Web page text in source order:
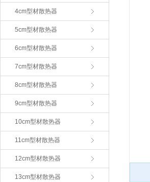
4cm型材散热器
5cm型材散热器
6cm型材散热器
7cm型材散热器
8cm型材散热器
9cm型材散热器
10cm型材散热器
11cm型材散热器
12cm型材散热器
13cm型材散热器